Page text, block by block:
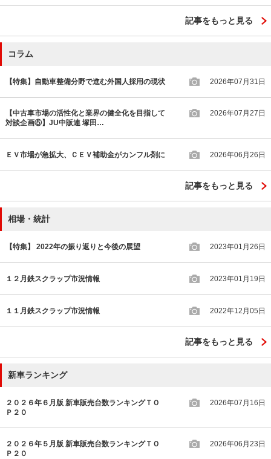
記事をもっと見る
コラム
【特集】自動車整備分野で進む外国人採用の現状 2026年07月31日
【中古車市場の活性化と業界の健全化を目指して
対談企画⑤】JU中販連 塚田…
2026年07月27日
ＥＶ市場が急拡大、ＣＥＶ補助金がカンフル剤に 2026年06月26日
記事をもっと見る
相場・統計
【特集】 2022年の振り返りと今後の展望 2023年01月26日
１２月鉄スクラップ市況情報 2023年01月19日
１１月鉄スクラップ市況情報 2022年12月05日
記事をもっと見る
新車ランキング
２０２６年６月版 新車販売台数ランキングＴＯ
Ｐ２０
2026年07月16日
２０２６年５月版 新車販売台数ランキングＴＯ
Ｐ２０
2026年06月23日